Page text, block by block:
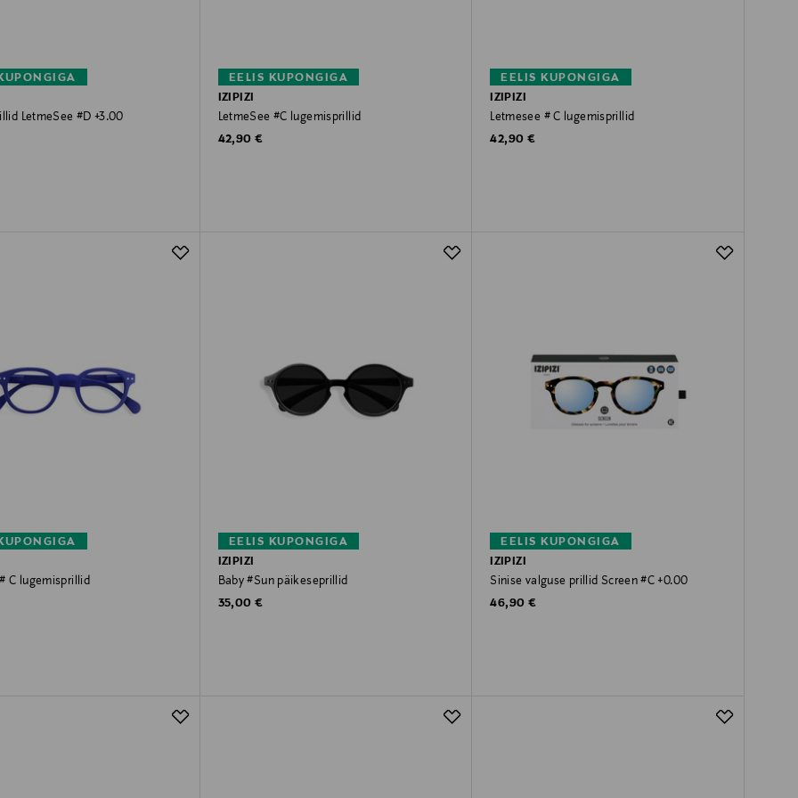
LetmeSee #D +3.00
EELIS KUPONGIGA
IZIPIZI
LetmeSee #C lugemisprillid
Original Price
42,90 €
EELIS KUPONGIGA
IZIPIZI
Letmesee # C lugemisprillid
Original Price
42,90 €
C lugemisprillid
EELIS KUPONGIGA
IZIPIZI
Baby #Sun päikeseprillid
Original Price
35,00 €
EELIS KUPONGIGA
IZIPIZI
Sinise valguse prillid Screen #C +0.00
Original Price
46,90 €